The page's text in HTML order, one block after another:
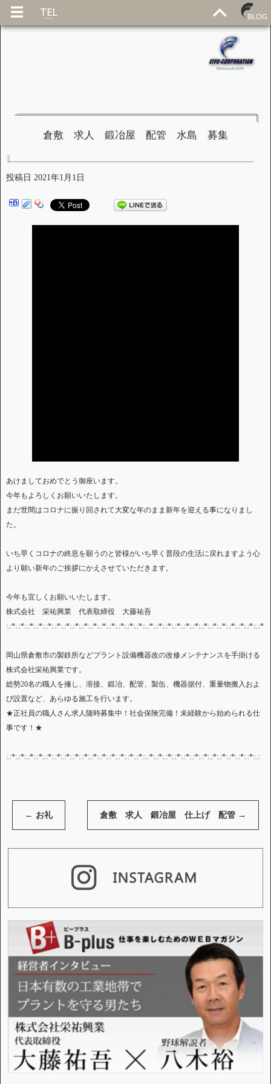
倉敷 求人 鍛冶屋 配管 水島 募集
投稿日 2021年1月1日
あけましておめでとう御座います。
今年もよろしくお願いいたします。
まだ世間はコロナに振り回されて大変な年のまま新年を迎える事になりまし
た。
いち早くコロナの終息を願うのと皆様がいち早く普段の生活に戻れますよう心
より願い新年のご挨拶にかえさせていただきます。
今年も宜しくお願いいたします。
株式会社 栄祐興業 代表取締役 大藤祐吾
:.:*:.:*:.:*:.:*:.:*:.:*:.:*:.:*:.:*:.:*:.:*:.:*:.:*:.:*:.:*::.:*:.:*:.:*:.:*:.:*:.:*:.:*:.:*:.:*:.:*:.:*:.:*::.:*
岡山県倉敷市の製鉄所などプラント設備機器改の改修メンテナンスを手掛ける
株式会社栄祐興業です。
総勢20名の職人を擁し、溶接、鍛冶、配管、製缶、機器据付、重量物搬入およ
び設置など、あらゆる施工を行います。
★正社員の職人さん求人随時募集中！社会保険完備！未経験から始められる仕
事です！★
:.:*:.:*:.:*:.:*:.:*:.:*:.:*:.:*:.:*:.:*:.:*:.:*:.:*:.:*:.:*::.:*:.:*:.:*:.:*:.:*:.:*:.:*:.:*:.:*:.:*:.:*:.:*::.:
← お礼 倉敷 求人 鍛冶屋 仕上げ 配管 →